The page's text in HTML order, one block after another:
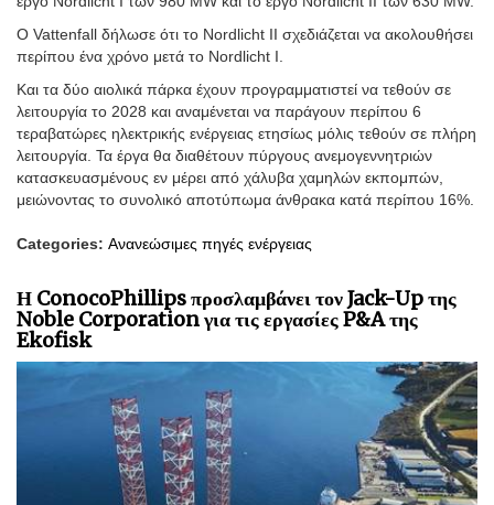
Ο Vattenfall δήλωσε ότι το Nordlicht II σχεδιάζεται να ακολουθήσει
περίπου ένα χρόνο μετά το Nordlicht I.
Και τα δύο αιολικά πάρκα έχουν προγραμματιστεί να τεθούν σε
λειτουργία το 2028 και αναμένεται να παράγουν περίπου 6
τεραβατώρες ηλεκτρικής ενέργειας ετησίως μόλις τεθούν σε πλήρη
λειτουργία. Τα έργα θα διαθέτουν πύργους ανεμογεννητριών
κατασκευασμένους εν μέρει από χάλυβα χαμηλών εκπομπών,
μειώνοντας το συνολικό αποτύπωμα άνθρακα κατά περίπου 16%.
Categories: Ανανεώσιμες πηγές ενέργειας
Η ConocoPhillips προσλαμβάνει τον Jack-Up της
Noble Corporation για τις εργασίες P&A της
Ekofisk